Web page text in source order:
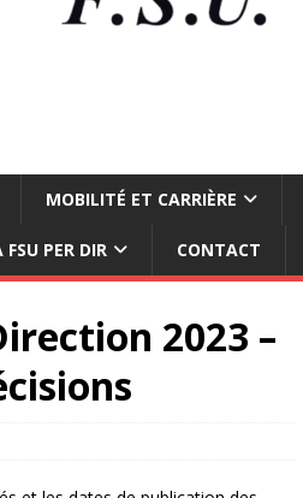
MOBILITÉ ET CARRIÈRE
PER DIR CONTACT
2023 –